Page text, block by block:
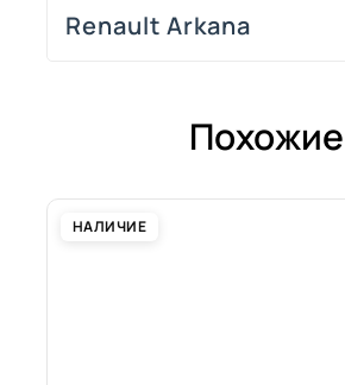
Renault Arkana
Похожие
НАЛИЧИЕ